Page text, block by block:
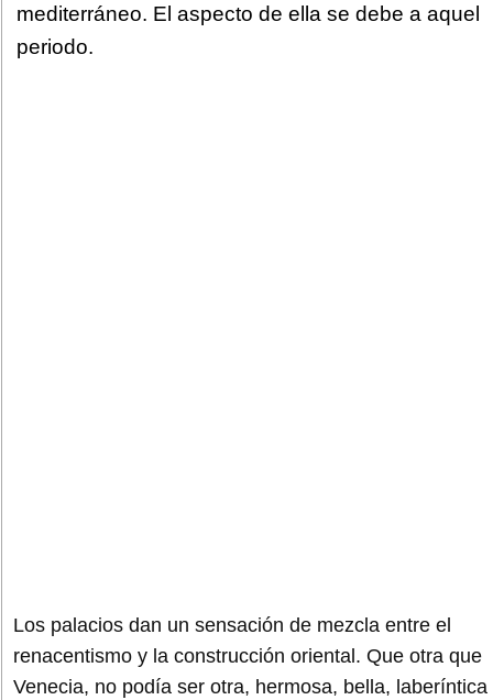
mediterráneo. El aspecto de ella se debe a aquel
periodo.
Los palacios dan un sensación de mezcla entre el
renacentismo y la construcción oriental. Que otra que
Venecia, no podía ser otra, hermosa, bella, laberíntica